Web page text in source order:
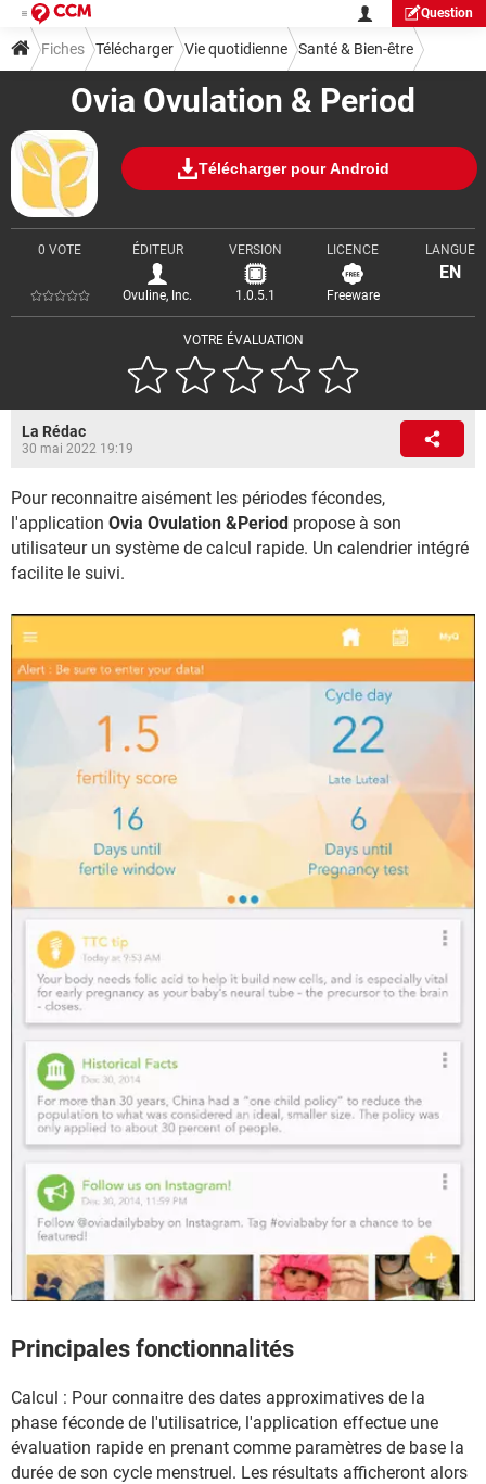
Question
Ovia Ovulation & Period
Télécharger pour Android
VOTRE ÉVALUATION
0 VOTE ÉDITEUR
Ovuline, Inc.
VERSION
1.0.5.1
LICENCE
Freeware
LANGUE
EN
Fiches Télécharger Vie quotidienne Santé & Bien-être
La Rédac
30 mai 2022 19:19
Pour reconnaitre aisément les périodes fécondes,
l'application Ovia Ovulation &Period propose à son
utilisateur un système de calcul rapide. Un calendrier intégré
facilite le suivi.
Principales fonctionnalités
Calcul : Pour connaitre des dates approximatives de la
phase féconde de l'utilisatrice, l'application effectue une
évaluation rapide en prenant comme paramètres de base la
durée de son cycle menstruel. Les résultats afficheront alors